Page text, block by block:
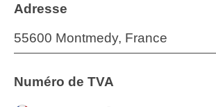
Adresse
55600 Montmedy, France
Numéro de TVA